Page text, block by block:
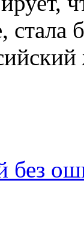
стала
без